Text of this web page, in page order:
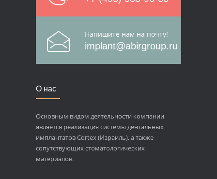
Напишите нам на почту!
implant@abirgroup.ru
О нас
Основным видом деятельности компании
является реализация системы дентальных
имплантатов Cortex (Израиль), а также
сопутствующих стоматологических
материалов.